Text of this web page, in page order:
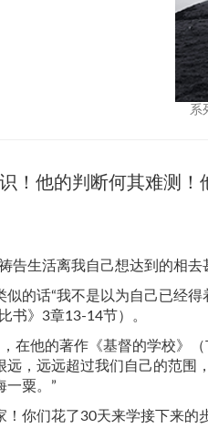
系
！他的判断何其难测！
告生活离我自己想达到的相
的话“我不是以为自己已经
书》3章13-14节）。
在他的著作《基督的学校》
远，远远超过我们自己的范
一粟。”
你们花了30天来学接下来